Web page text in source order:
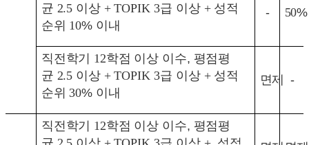
균 2.5 이상 +TOPIK 3급 이상 + 성적
순위 10% 이내
- 50%
직전학기 12학점 이상 이수, 평점평
균 2.5 이상+TOPIK 3급 이상 + 성적
순위 30% 이내
면제 -
직전학기 12학점 이상 이수, 평점평